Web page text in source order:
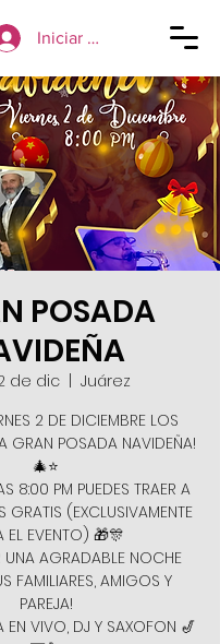
Iniciar sesión
POSADA
de dic
Juárez
2 DE DICIEMBRE LOS
GRAN POSADA NAVIDEÑA!
🎄⭐️
8:00 PM PUEDES TRAER A
GRATIS (EXCLUSIVAMENTE
EL EVENTO) 🎁🎊
UNA AGRADABLE NOCHE
FAMILIARES, AMIGOS Y
PAREJA!
EN VIVO, DJ Y SAXOFON 🎷